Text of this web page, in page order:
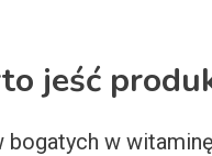
jeść
bogatych w